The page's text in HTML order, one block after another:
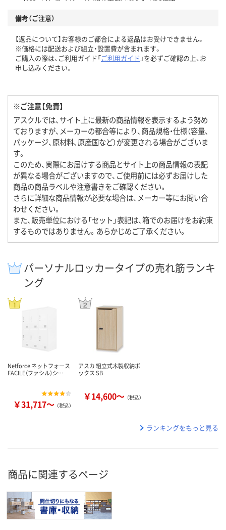
備考（ご注意）
【返品について】お客様のご都合による返品はお受けできません。
※価格には配送および組立・設置費が含まれます。
ご購入の際は、ご利用ガイド「ご利用ガイド 」を必ずご確認の上、お
申し込みください。
※ご注意【免責】
アスクルでは、サイト上に最新の商品情報を表示するよう努め
ておりますが、メーカーの都合等により、商品規格・仕様（容量、
パッケージ、原材料、原産国など）が変更される場合がございま
す。
このため、実際にお届けする商品とサイト上の商品情報の表記
が異なる場合がございますので、ご使用前には必ずお届けした
商品の商品ラベルや注意書きをご確認ください。
さらに詳細な商品情報が必要な場合は、メーカー等にお問い合
わせください。
また、販売単位における「セット」表記は、箱でのお届けをお約束
するものではありません。あらかじめご了承ください。
パーソナルロッカータイプの売れ筋ランキ
ング
Netforce ネットフォース
FACILE（ファシル）シ…
￥31,717～ （税込）
アスカ 組立式木製収納ボ
ックス SB
￥14,600～ （税込）
ランキングをもっと見る
商品に関連するページ